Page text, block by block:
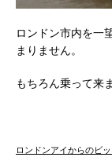
ロンドン市内を一
まりません。
もちろん乗って来
ロンドンアイからのビ